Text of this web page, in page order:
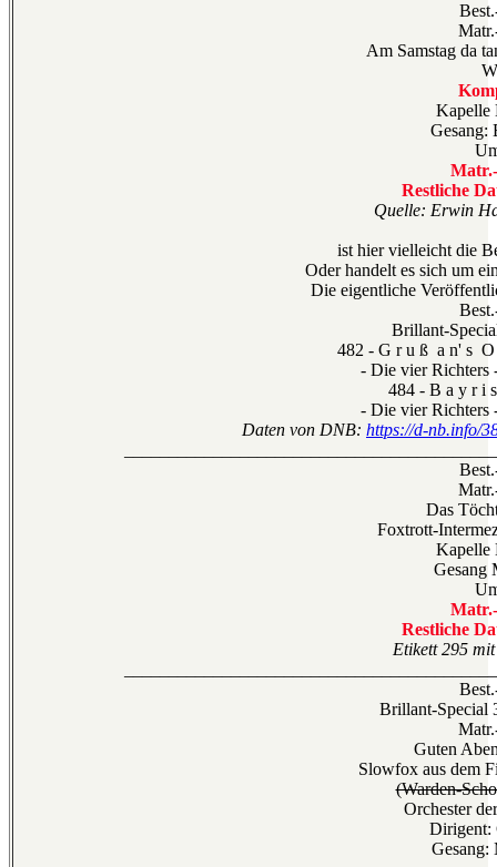
Am Samstag da
Kapelle
Gesang:
Restliche
Quelle: Erwin
ist hier vielleicht die
Oder handelt es sich um
Die eigentliche
Brillant-
482 - G r u ß a n' s O
- Die vier Richters
484 - B a y r i
- Die vier Richters
Daten von DNB: https://d-nb.info/
Das
Foxtrott-
Kapelle
Gesang
Restliche
Etikett 295
Brillant-Special
Guten
Slowfox aus dem
(Warden-
Orchester
Dirigent:
Gesang: